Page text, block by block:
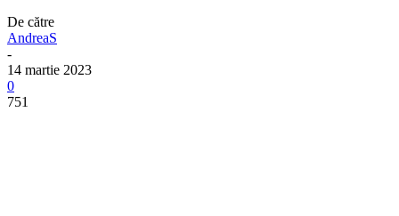
De către
AndreaS
-
14 martie 2023
0
751